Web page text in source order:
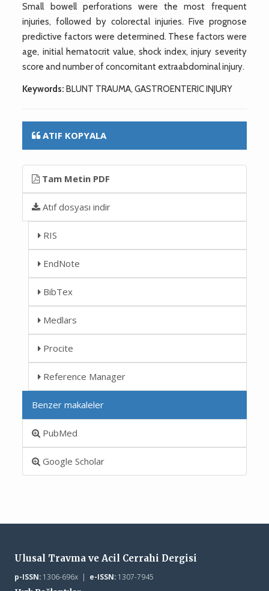
Small bowell perforations were the most frequent
injuries, followed by colorectal injuries. Five prognose
predictive factors were determined. These factors were
age, initial hematocrit value, shock index, injury severity
score and number of concomitant extraabdominal injury.
Keywords: BLUNT TRAUMA, GASTROENTERIC INJURY
ATIF KOPYALA
Tam Metin PDF
Atıf dosyası indir
RIS
EndNote
BibTex
Medlars
Procite
Reference Manager
Benzer makaleler
PubMed
Google Scholar
Ulusal Travma ve Acil Cerrahi Dergisi
p-ISSN:1306-696x | e-ISSN:1307-7945